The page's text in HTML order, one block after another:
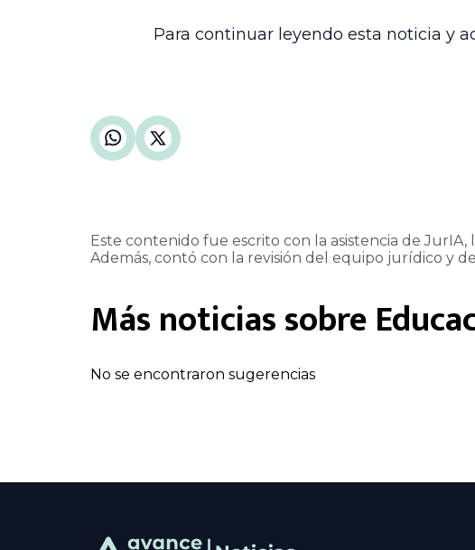
Para continuar leyendo esta noticia y
Este contenido fue escrito con la asistencia de
Además, contó con la revisión del equipo jurídico y
Más noticias sobre
No se encontraron sugerencias